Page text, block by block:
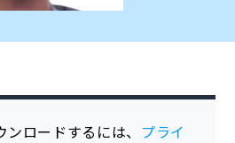
ロードするには、 プライ